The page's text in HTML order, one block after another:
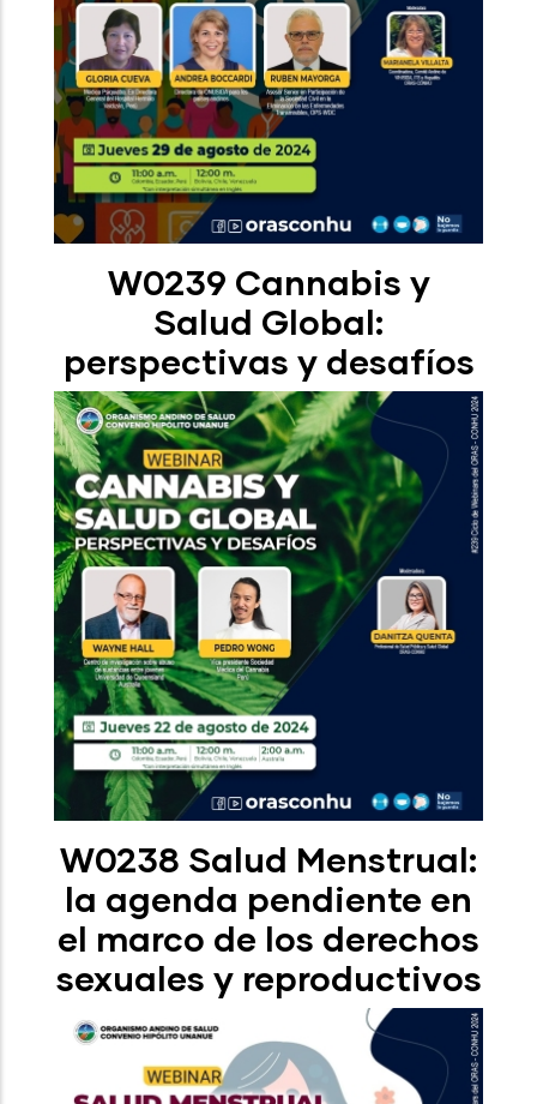
W0239 Cannabis y
Salud Global:
perspectivas y desafíos
W0238 Salud Menstrual:
la agenda pendiente en
el marco de los derechos
sexuales y reproductivos